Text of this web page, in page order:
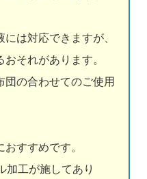
は対応できますが、
それがあります。
団の合わせてのご使用
すすめです。
加工が施してあり